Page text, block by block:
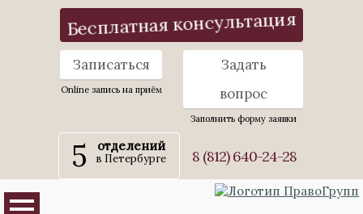
Бесплатная консультация
Записаться
Online запись на приём
Задать
вопрос
Заполнить форму заявки
5 отделений
в Петербурге 8 (812) 640-24-28